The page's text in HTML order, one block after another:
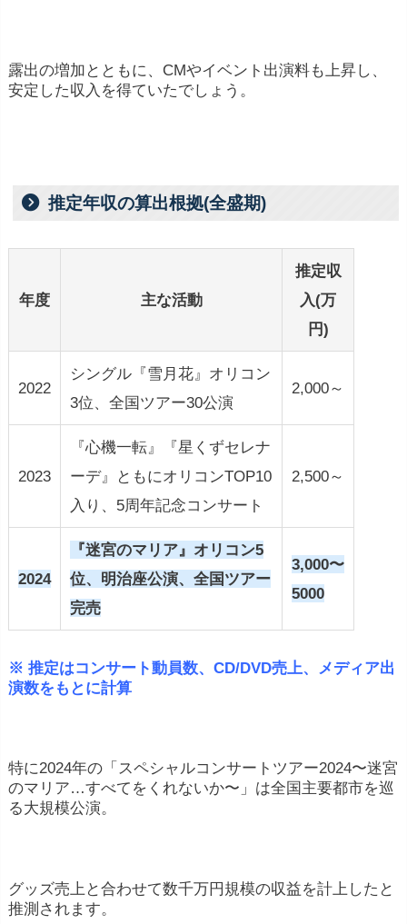
露出の増加とともに、CMやイベント出演料も上昇し、
安定した収入を得ていたでしょう。
推定年収の算出根拠(全盛期)
年度 主な活動
推定収
入(万
円)
2022
シングル『雪月花』オリコン
3位、全国ツアー30公演
2,000～
2023
『心機一転』『星くずセレナ
ーデ』ともにオリコンTOP10
入り、5周年記念コンサート
2,500～
2024
『迷宮のマリア』オリコン5
位、明治座公演、全国ツアー
完売
3,000〜
5000
※ 推定はコンサート動員数、CD/DVD売上、メディア出
演数をもとに計算
特に2024年の「スペシャルコンサートツアー2024〜迷宮
のマリア…すべてをくれないか〜」は全国主要都市を巡
る大規模公演。
グッズ売上と合わせて数千万円規模の収益を計上したと
推測されます。